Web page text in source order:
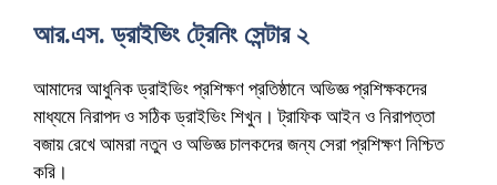
আর.এস. ড্রাইভিং ট্রেনিং সেন্টার ২
আমাদের আধুনিক ড্রাইভিং প্রশিক্ষণ প্রতিষ্ঠানে অভিজ্ঞ প্রশিক্ষকদের
মাধ্যমে নিরাপদ ও সঠিক ড্রাইভিং শিখুন। ট্রাফিক আইন ও নিরাপত্তা
বজায় রেখে আমরা নতুন ও অভিজ্ঞ চালকদের জন্য সেরা প্রশিক্ষণ নিশ্চিত
করি।